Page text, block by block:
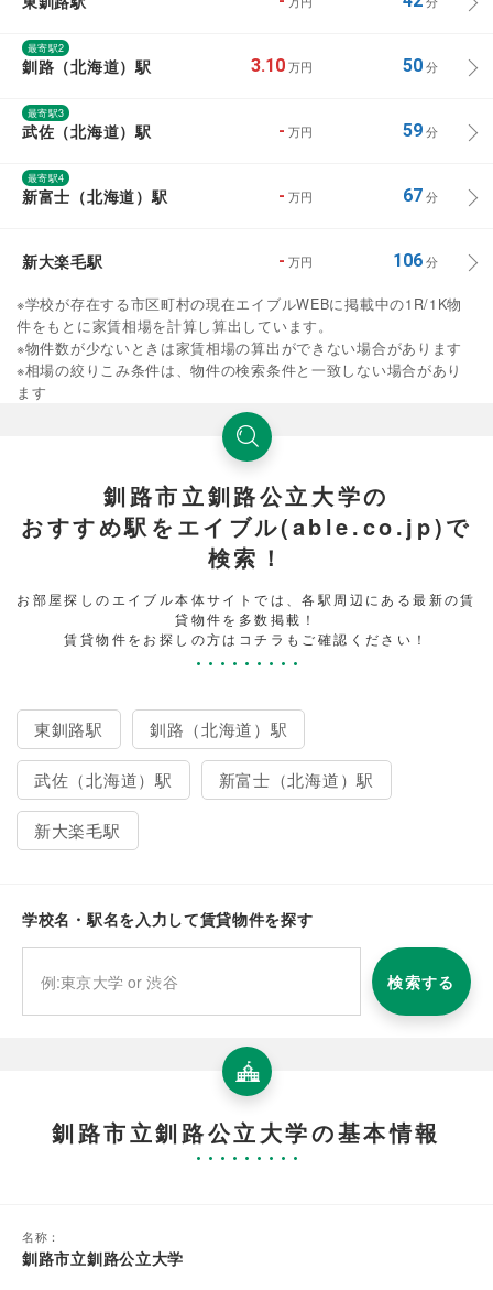
最寄駅2
釧路（北海道）駅 3.10 万円 50分
最寄駅3
武佐（北海道）駅 - 万円 59分
最寄駅4
新富士（北海道）駅 - 万円 67分
新大楽毛駅 - 万円 106分
※学校が存在する市区町村の現在エイブルWEBに掲載中の1R/1K物
件をもとに家賃相場を計算し算出しています。
※物件数が少ないときは家賃相場の算出ができない場合があります
※相場の絞りこみ条件は、物件の検索条件と一致しない場合があり
ます
釧路市立釧路公立大学の
おすすめ駅をエイブル(able.co.jp)で
検索！
お部屋探しのエイブル本体サイトでは、各駅周辺にある最新の賃
貸物件を多数掲載！
賃貸物件をお探しの方はコチラもご確認ください！
東釧路駅 釧路（北海道）駅
武佐（北海道）駅 新富士（北海道）駅
新大楽毛駅
学校名・駅名を入力して賃貸物件を探す
検索する
釧路市立釧路公立大学の基本情報
名称：
釧路市立釧路公立大学